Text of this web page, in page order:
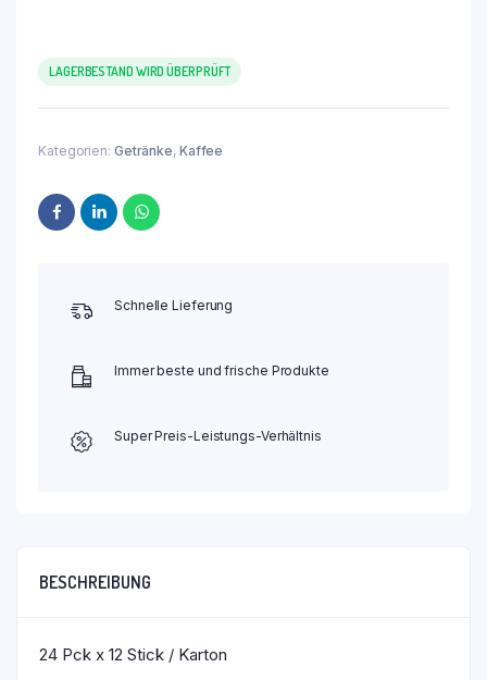
LAGERBESTAND WIRD ÜBERPRÜFT
Kategorien: Getränke, Kaffee
Schnelle Lieferung
Immer beste und frische Produkte
Super Preis-Leistungs-Verhältnis
BESCHREIBUNG
24 Pck x 12 Stick / Karton